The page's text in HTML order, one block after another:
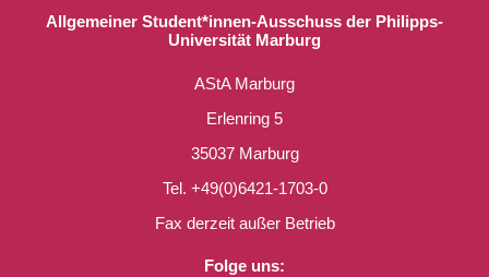
Allgemeiner Student*innen-Ausschuss der Philipps-
Universität Marburg
Folge uns:
AStA Marburg
Erlenring 5
35037 Marburg
Tel. +49(0)6421-1703-0
Fax derzeit außer Betrieb